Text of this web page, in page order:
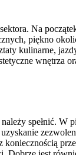
Na
piękno
kulinarne,
wnętrza
spełnić.